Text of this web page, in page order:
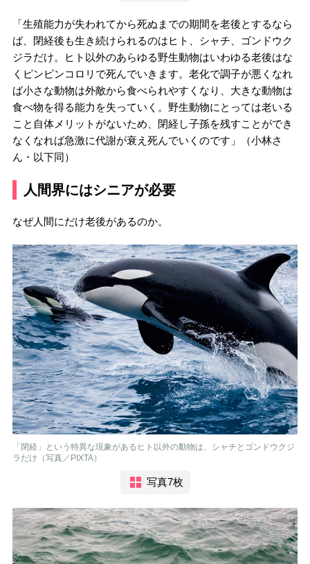
「生殖能力が失われてから死ぬまでの期間を老後とするなら
ば、閉経後も生き続けられるのはヒト、シャチ、ゴンドウク
ジラだけ。ヒト以外のあらゆる野生動物はいわゆる老後はな
くピンピンコロリで死んでいきます。老化で調子が悪くなれ
ば小さな動物は外敵から食べられやすくなり、大きな動物は
食べ物を得る能力を失っていく。野生動物にとっては老いる
こと自体メリットがないため、閉経し子孫を残すことができ
なくなれば急激に代謝が衰え死んでいくのです」（小林さ
ん・以下同）
人間界にはシニアが必要
なぜ人間にだけ老後があるのか。
「閉経」という特異な現象があるヒト以外の動物は、シャチとゴンドウクジ
ラだけ（写真／PIXTA）
写真7枚